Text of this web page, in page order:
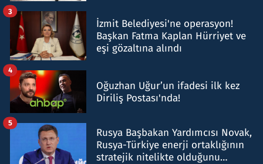
İzmit Belediyesi'ne operasyon!
Başkan Fatma Kaplan Hürriyet ve
eşi gözaltına alındı
3
Oğuzhan Uğur’un ifadesi ilk kez
Diriliş Postası'nda!
4
Rusya Başbakan Yardımcısı Novak,
Rusya-Türkiye enerji ortaklığının
stratejik nitelikte olduğunu
5